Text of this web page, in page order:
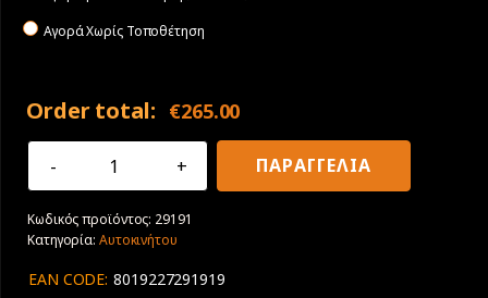
Αγορά Χωρίς Τοποθέτηση
Order total: €265.00
245/50R20
Pirelli
Scorpion
J
ΠΑΡΑΓΓΕΛΙΑ
Κωδικός προϊόντος: 29191
Κατηγορία: Αυτοκινήτου
EAN CODE: 8019227291919